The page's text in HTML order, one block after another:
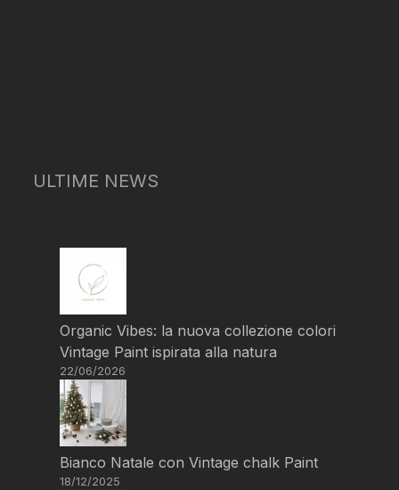
ULTIME NEWS
Organic Vibes: la nuova collezione colori
Vintage Paint ispirata alla natura
22/06/2026
Bianco Natale con Vintage chalk Paint
18/12/2025